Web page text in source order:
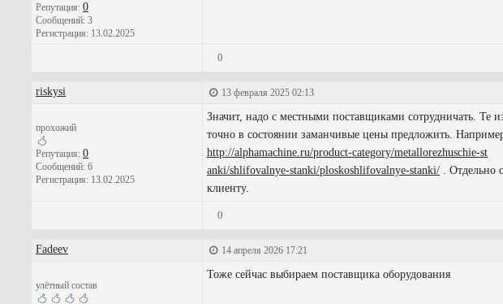
Репутация: 0
Сообщений: 3
Регистрация: 13.02.2025
0
riskysi 13 февраля 2025 02:13
прохожий
Репутация: 0
Сообщений: 6
Регистрация: 13.02.2025
Значит, надо с местными поставщиками сотрудничать. Те
точно в состоянии заманчивые цены предложить.
http://alphamachine.ru/product-category/metallorezhuschie-st
anki/shlifovalnye-stanki/ploskoshlifovalnye-stanki/ . Отдельно
клиенту.
0
Fadeev 14 апреля 2026 17:21
улётный состав
Тоже сейчас выбираем поставщика оборудования